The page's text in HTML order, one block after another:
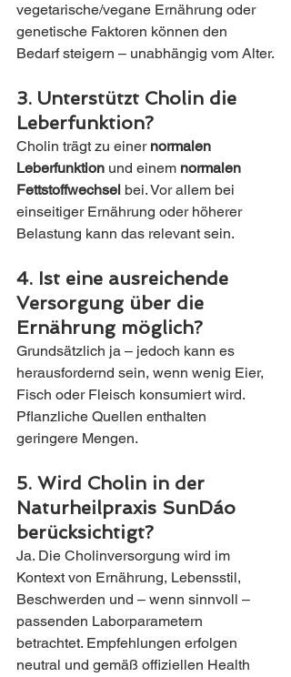
vegetarische/vegane Ernährung oder
genetische Faktoren können den
Bedarf steigern – unabhängig vom Alter.
3. Unterstützt Cholin die
Leberfunktion?
Cholin trägt zu einer normalen
Leberfunktion und einem normalen
Fettstoffwechsel bei. Vor allem bei
einseitiger Ernährung oder höherer
Belastung kann das relevant sein.
4. Ist eine ausreichende
Versorgung über die
Ernährung möglich?
Grundsätzlich ja – jedoch kann es
herausfordernd sein, wenn wenig Eier,
Fisch oder Fleisch konsumiert wird.
Pflanzliche Quellen enthalten
geringere Mengen.
5. Wird Cholin in der
Naturheilpraxis SunDáo
berücksichtigt?
Ja. Die Cholinversorgung wird im
Kontext von Ernährung, Lebensstil,
Beschwerden und – wenn sinnvoll –
passenden Laborparametern
betrachtet. Empfehlungen erfolgen
neutral und gemäß offiziellen Health